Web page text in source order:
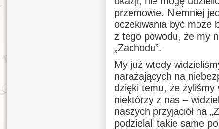
przemowie. Niemniej
oczekiwania być może
z tego powodu, że my
„Zachodu”.
My już wtedy
narażających na
dzięki temu, że żyliśmy
niektórzy z nas –
naszych przyjaciół na
podzielali takie same